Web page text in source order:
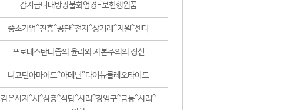
감지금니대방광불화엄경-보현행원품
중소기업^진흥^공단^전자^상거래^지원^센터
프로테스탄티즘의 윤리와 자본주의의 정신
니코틴아마이드^아데닌^다이뉴클레오타이드
감은사지^서^삼층^석탑^사리^장엄구^금동^사리^